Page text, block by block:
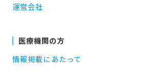
運営会社
医療機関の方
情報掲載にあたって